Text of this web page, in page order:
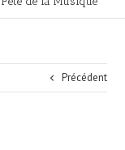
Précédent